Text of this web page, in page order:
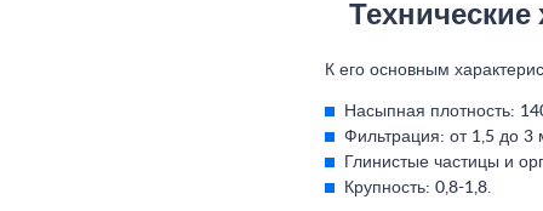
Технические
К его основным
Насыпная плотность:
Фильтрация: от 1,5 до 3
Глинистые частицы и
Крупность: 0,8-1,8.